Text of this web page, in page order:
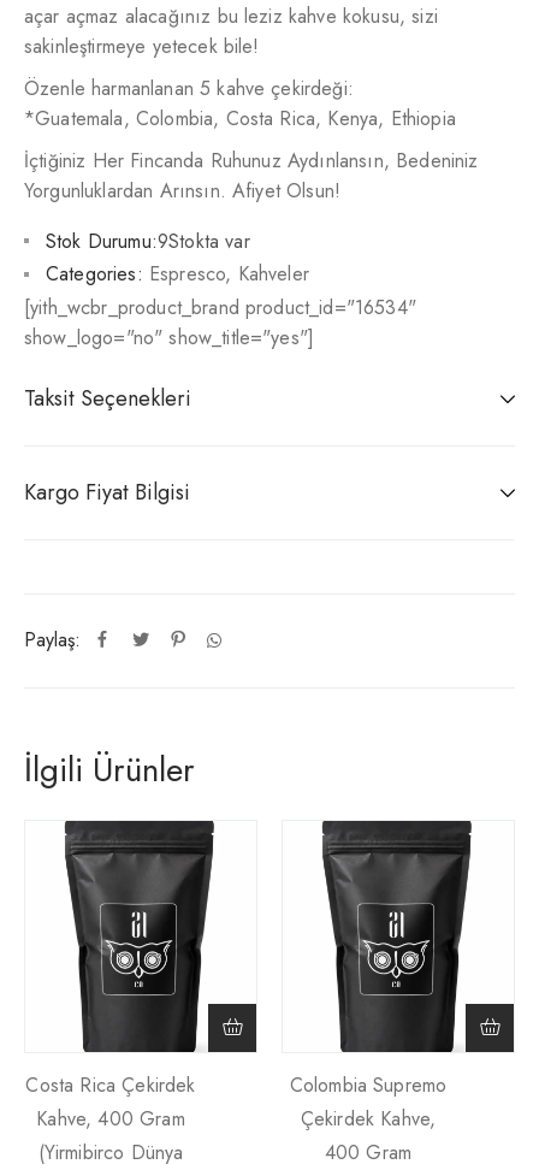
açar açmaz alacağınız bu leziz kahve kokusu, sizi
sakinleştirmeye yetecek bile!
Özenle harmanlanan 5 kahve çekirdeği:
*Guatemala, Colombia, Costa Rica, Kenya, Ethiopia
İçtiğiniz Her Fincanda Ruhunuz Aydınlansın, Bedeniniz
Yorgunluklardan Arınsın. Afiyet Olsun!
Stok Durumu:9Stokta var
Paylaş:
Categories: Espresco, Kahveler
[yith_wcbr_product_brand product_id="16534"
show_logo="no" show_title="yes"]
Taksit Seçenekleri
Kargo Fiyat Bilgisi
İlgili Ürünler
Costa Rica Çekirdek
Kahve, 400 Gram
(Yirmibirco Dünya
Colombia Supremo
Çekirdek Kahve,
400 Gram